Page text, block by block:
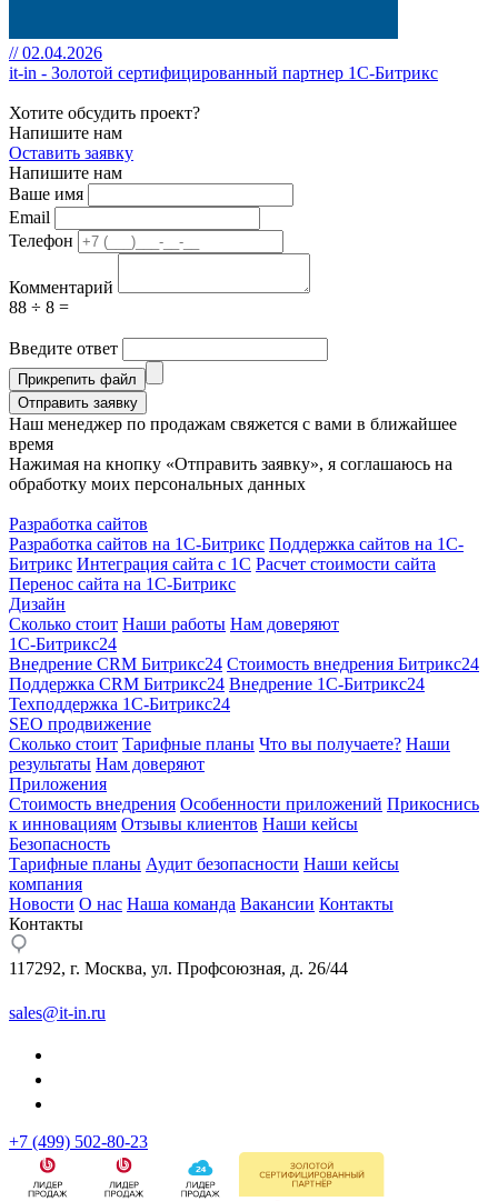
// 02.04.2026
it-in - Золотой сертифицированный партнер 1С-Битрикс
Хотите обсудить проект?
Напишите нам
Оставить заявку
Напишите нам
Ваше имя
Email
Телефон
Комментарий
88 ÷ 8 =
Введите ответ
Прикрепить файл
Отправить заявку
Наш менеджер по продажам свяжется с вами в ближайшее
время
Нажимая на кнопку «Отправить заявку», я соглашаюсь на
обработку моих персональных данных
Разработка сайтов
Разработка сайтов на 1С-Битрикс Поддержка сайтов на 1С-
Битрикс Интеграция сайта с 1С Расчет стоимости сайта
Перенос сайта на 1С-Битрикс
Дизайн
Сколько стоит Наши работы Нам доверяют
1С-Битрикс24
Внедрение CRM Битрикс24 Стоимость внедрения Битрикс24
Поддержка CRM Битрикс24 Внедрение 1С-Битрикс24
Техподдержка 1С-Битрикс24
SEO продвижение
Сколько стоит Тарифные планы Что вы получаете? Наши
результаты Нам доверяют
Приложения
Стоимость внедрения Особенности приложений Прикоснись
к инновациям Отзывы клиентов Наши кейсы
Безопасность
Тарифные планы Аудит безопасности Наши кейсы
компания
Новости О нас Наша команда Вакансии Контакты
Контакты
117292, г. Москва, ул. Профсоюзная, д. 26/44
sales@it-in.ru
+7 (499) 502-80-23